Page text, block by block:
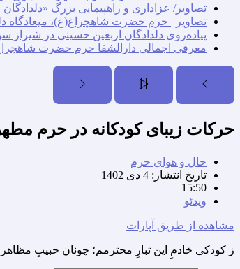
تصاویر/ عزاداری و راهپیمایی بزرگ
تصاویر | حرم حضرت شاهچراغ(ع)، میعادگاه
پیاده‌روی دلدادگان اربعین حسینی در شیراز
معرفی اجمالی دارالشفا حرم حضرت
حرکات زیبای کودکانه در حرم
حال و هوای حرم
تاریخ انتشار: 4 دی 1402
15:50
ویدئو
مشاهده از طریق آپارات
ز کودکی خادمِ این تبارِ محترمم؛ چونان حبیبِ